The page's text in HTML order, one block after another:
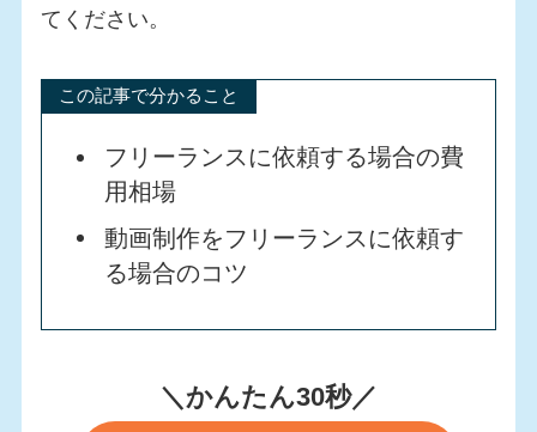
てください。
この記事で分かること
フリーランスに依頼する場合の費
用相場
動画制作をフリーランスに依頼す
る場合のコツ
＼かんたん30秒／